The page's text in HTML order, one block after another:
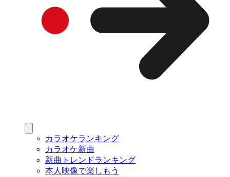
カラオケランキング
カラオケ新曲
新曲トレンドランキング
本人映像で楽しもう